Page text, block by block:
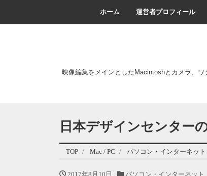
ホーム 運営者プロフィール
映像編集をメインとしたMacintoshとカメラ、
日本デザインセンター
TOP Mac / PC パソコン・インターネット
2017年8月10日 パソコン・インターネット